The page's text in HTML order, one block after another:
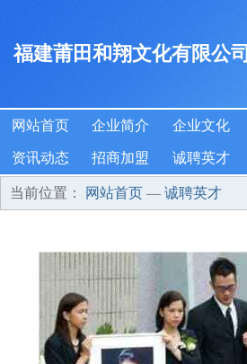
福建莆田和翔文化有限公司
网站首页 企业简介 企业文化
资讯动态 招商加盟 诚聘英才
当前位置： 网站首页 — 诚聘英才